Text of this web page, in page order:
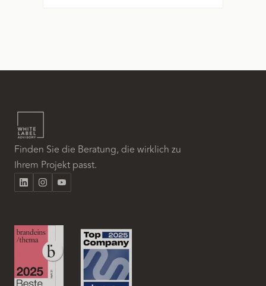
Finden Sie die Beratung, die wirklich zu
Ihrem Projekt passt.